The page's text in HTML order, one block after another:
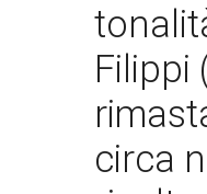
Filippi
circa